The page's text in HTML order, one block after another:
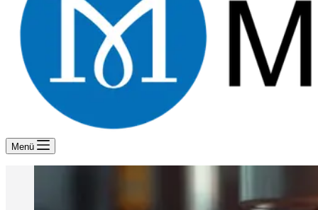
Menü